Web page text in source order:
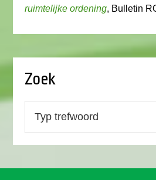
ruimtelijke ordening, Bulletin
Zoek